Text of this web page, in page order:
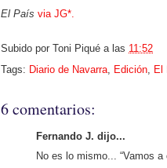
El País via JG*.
Subido por Toni Piqué a las 11:52
Tags: Diario de Navarra, Edición, El
6 comentarios:
Fernando J. dijo...
No es lo mismo... “Vamos a